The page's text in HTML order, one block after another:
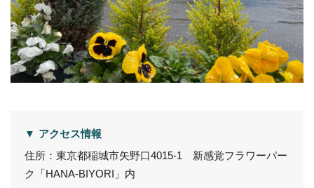
▼ アクセス情報
住所：東京都稲城市矢野口4015-1 新感覚フラワーパー
ク「HANA-BIYORI」内